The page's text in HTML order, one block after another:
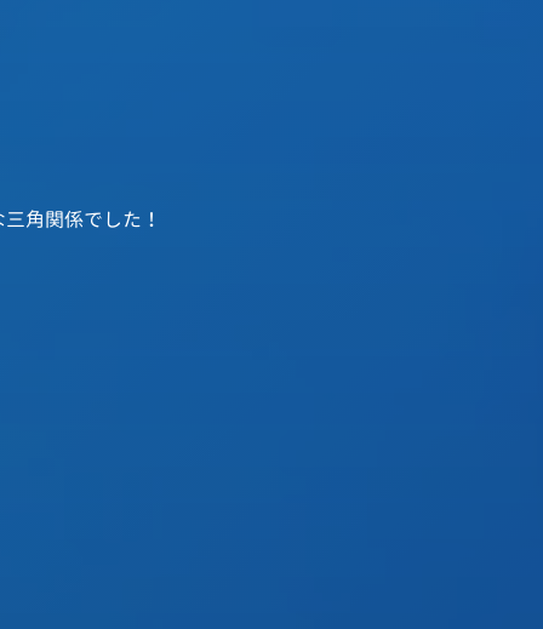
角関係でした！